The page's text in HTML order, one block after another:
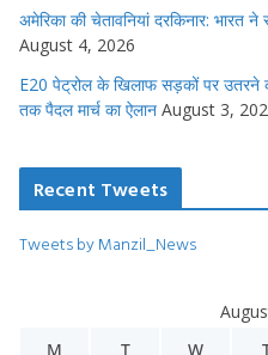
अमेरिका की चेतावनियां दरकिनार:
August 4, 2026
E20 पेट्रोल के खिलाफ सड़कों पर उतरने
तक पैदल मार्च का ऐलान August 3,
Recent Tweets
Tweets by Manzil_News
M
T W